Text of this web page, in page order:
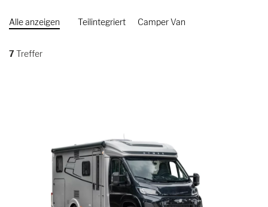
Alle anzeigen Teilintegriert Camper Van
7Treffer